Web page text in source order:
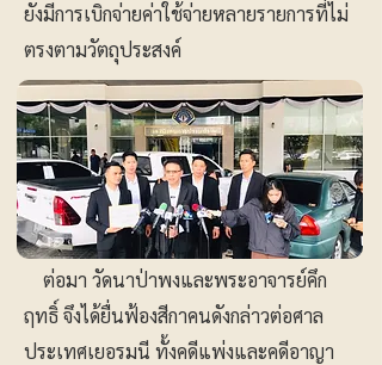
ยังมีการเบิกจ่ายค่าใช้จ่ายหลายรายการที่ไม่
ตรงตามวัตถุประสงค์
ต่อมา วัดนาป่าพงและพระอาจารย์คึก
ฤทธิ์ จึงได้ยื่นฟ้องสีกาคนดังกล่าวต่อศาล
ประเทศเยอรมนี ทั้งคดีแพ่งและคดีอาญา